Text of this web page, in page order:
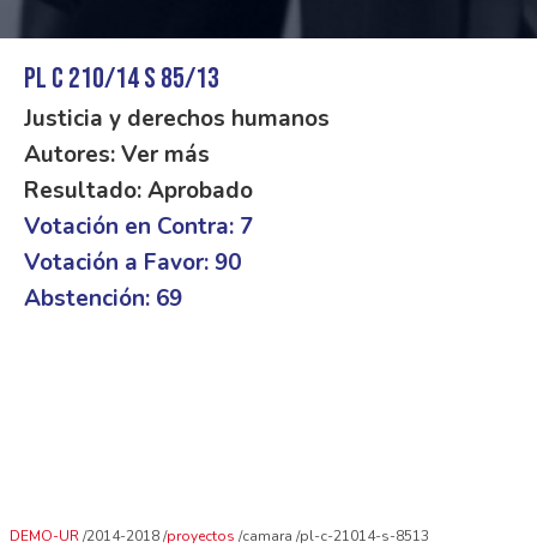
PL C 210/14 S 85/13
Justicia y derechos humanos
Autores: Ver más
Resultado: Aprobado
Votación en Contra: 7
Votación a Favor: 90
Abstención: 69
DEMO-UR 2014-2018 proyectos camara pl-c-21014-s-8513